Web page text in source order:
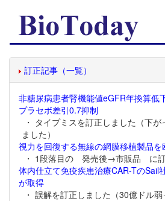
訂正記事（一覧）
非糖尿病患者腎機能値eGFR年換算低
プラセボ差引0.7抑制
・ タイプミスを訂正しました（下
ました）
視力を回復する無線の網膜移植製品を
・ 1段落目の 発売後→市販品 に訂
体内仕立て免疫疾患治療CAR-TのSail
が取得
・ 誤解を訂正しました（30億ドル